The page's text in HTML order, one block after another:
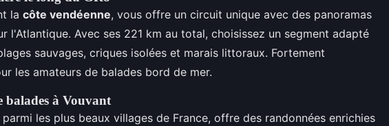
la côte vendéenne, vous offre un circuit unique avec des panoramas
l'Atlantique. Avec ses 221 km au total, choisissez un segment adapté
sauvages, criques isolées et marais littoraux. Fortement
les amateurs de balades bord de mer.
balades à Vouvant
parmi les plus beaux villages de France, offre des randonnées enrichies